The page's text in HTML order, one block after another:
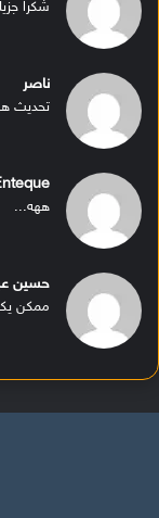
شكرا
ناصر
تحديث
ههه...
حسين
ممكن